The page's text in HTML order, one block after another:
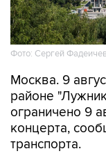
Фото: Сергей
Москва. 9
районе
ограничено 9
концерта,
транспорта.